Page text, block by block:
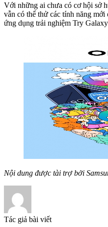
Với những ai chưa có cơ hội sở
vẫn có thể thử các tính năng
ứng dụng trải nghiệm Try
Nội dung được tài trợ bởi
Tác giả bài viết